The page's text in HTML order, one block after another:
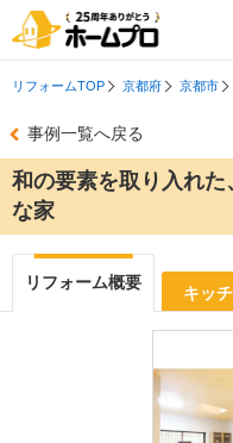
リフォームTOP 京都府 京都市
事例一覧へ戻る
和の要素を取り入れ
な家
リフォーム概要
キッ